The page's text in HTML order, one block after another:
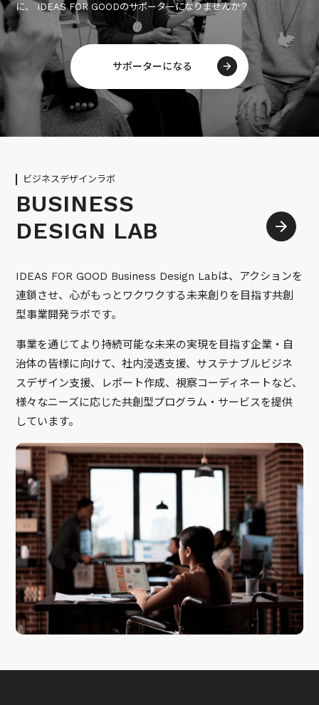
に、 IDEAS FOR GOODのサポーターになりませんか？
サポーターになる
ビジネスデザインラボ
BUSINESS
DESIGN LAB
IDEAS FOR GOOD Business Design Labは、アクションを
連鎖させ、心がもっとワクワクする未来創りを目指す共創
型事業開発ラボです。
事業を通じてより持続可能な未来の実現を目指す企業・自
治体の皆様に向けて、社内浸透支援、サステナブルビジネ
スデザイン支援、レポート作成、視察コーディネートなど、
様々なニーズに応じた共創型プログラム・サービスを提供
しています。